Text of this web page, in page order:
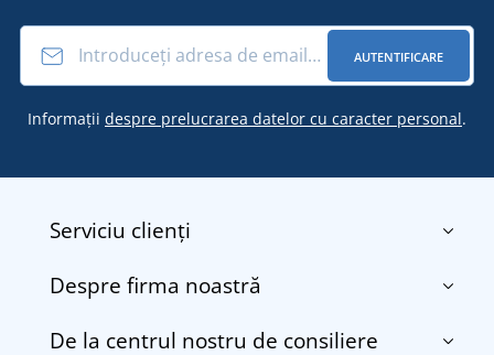
AUTENTIFICARE
Informații despre prelucrarea datelor cu caracter personal.
Serviciu clienți
Contact
Despre firma noastră
Despre noi
De la centrul nostru de consiliere